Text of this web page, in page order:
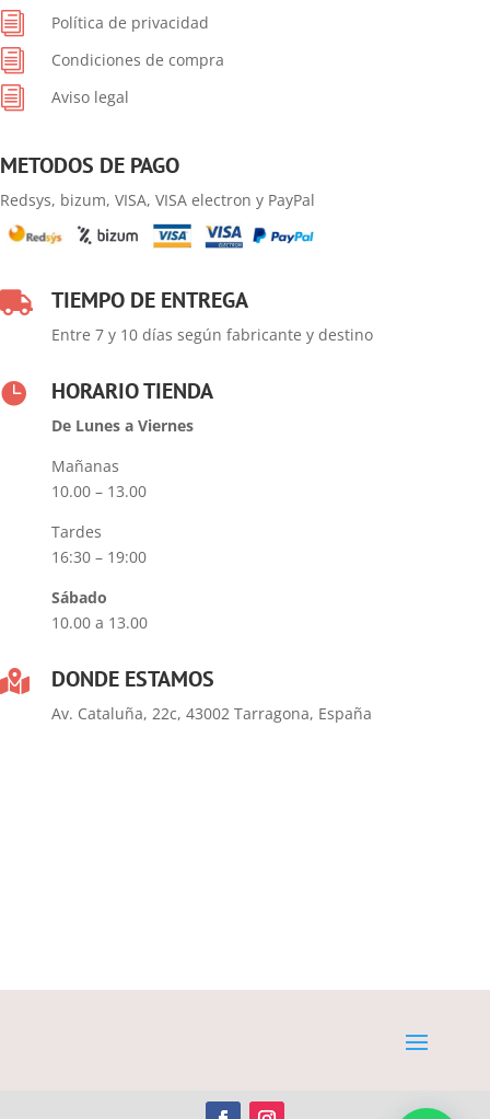
i Política de privacidad
i Condiciones de compra
i Aviso legal
METODOS DE PAGO
Redsys, bizum, VISA, VISA electron y PayPal
 TIEMPO DE ENTREGA
Entre 7 y 10 días según fabricante y destino
 HORARIO TIENDA
De Lunes a Viernes
Mañanas
10.00 – 13.00
Tardes
16:30 – 19:00
Sábado
10.00 a 13.00
 DONDE ESTAMOS
Av. Cataluña, 22c, 43002 Tarragona, España